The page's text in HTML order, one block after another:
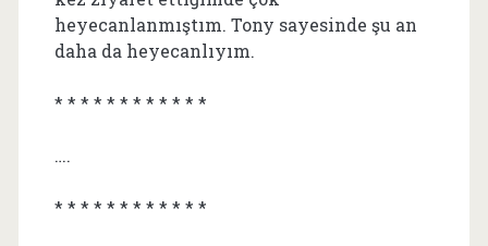
heyecanlanmıştım. Tony sayesinde şu an
daha da heyecanlıyım.
* * * * * * * * * * * *
….
* * * * * * * * * * * *